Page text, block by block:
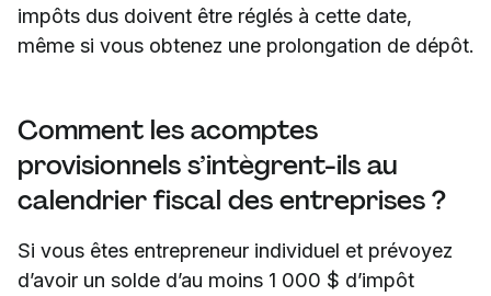
impôts dus doivent être réglés à cette date,
même si vous obtenez une prolongation de dépôt.
Comment les acomptes
provisionnels s’intègrent-ils au
calendrier fiscal des entreprises ?
Si vous êtes entrepreneur individuel et prévoyez
d’avoir un solde d’au moins 1 000 $ d’impôt